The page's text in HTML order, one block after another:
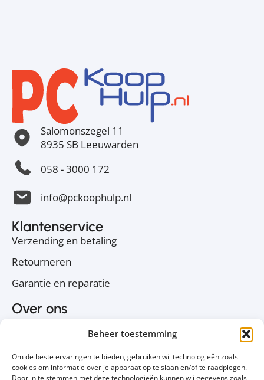
Beheer toestemming
Om de beste ervaringen te bieden, gebruiken wij technologieën zoals
cookies om informatie over je apparaat op te slaan en/of te raadplegen.
Door in te stemmen met deze technologieën kunnen wij gegevens zoals
Salomonszegel 11
8935 SB Leeuwarden
058 - 3000 172
info@pckoophulp.nl
Klantenservice
Verzending en betaling
Retourneren
Garantie en reparatie
Over ons
Cookiebeleid